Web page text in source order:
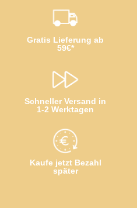
Gratis Lieferung ab
59€*
Schneller Versand in
1-2 Werktagen
Kaufe jetzt Bezahl
später